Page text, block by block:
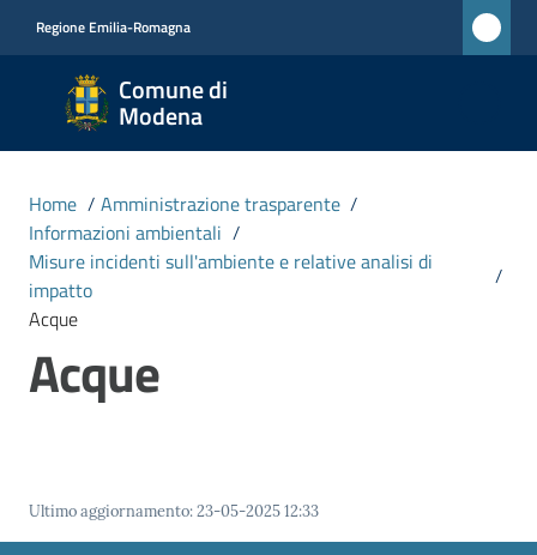
Regione Emilia-Romagna
Comune di
Modena
Comune
di
Modena
CIVICA
MONET
Menu selezionato
Vivere
Home / Amministrazione trasparente /
Informazioni ambientali /
Misure incidenti sull'ambiente e relative analisi di
impatto
/
Acque
Acque
Ultimo aggiornamento:23-05-2025 12:33